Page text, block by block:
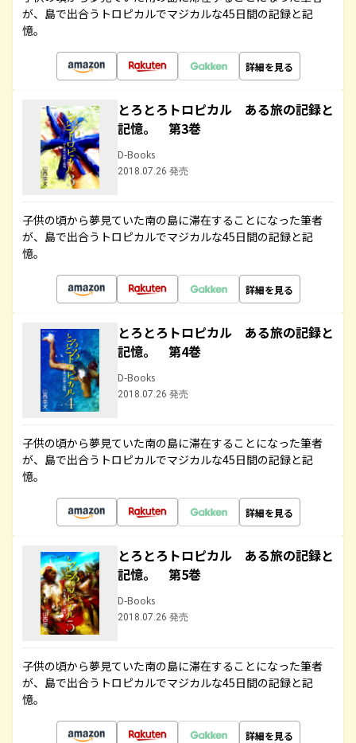
が、島で出合うトロピカルでマジカルな45日間の記録と記
憶。
詳細を見る
とろとろトロピカル ある旅の記録と
記憶。 第3巻
D-Books
2018.07.26 発売
子供の頃から夢見ていた南の島に滞在することになった筆者
が、島で出合うトロピカルでマジカルな45日間の記録と記
憶。
詳細を見る
とろとろトロピカル ある旅の記録と
記憶。 第4巻
D-Books
2018.07.26 発売
子供の頃から夢見ていた南の島に滞在することになった筆者
が、島で出合うトロピカルでマジカルな45日間の記録と記
憶。
詳細を見る
とろとろトロピカル ある旅の記録と
記憶。 第5巻
D-Books
2018.07.26 発売
子供の頃から夢見ていた南の島に滞在することになった筆者
が、島で出合うトロピカルでマジカルな45日間の記録と記
憶。
詳細を見る